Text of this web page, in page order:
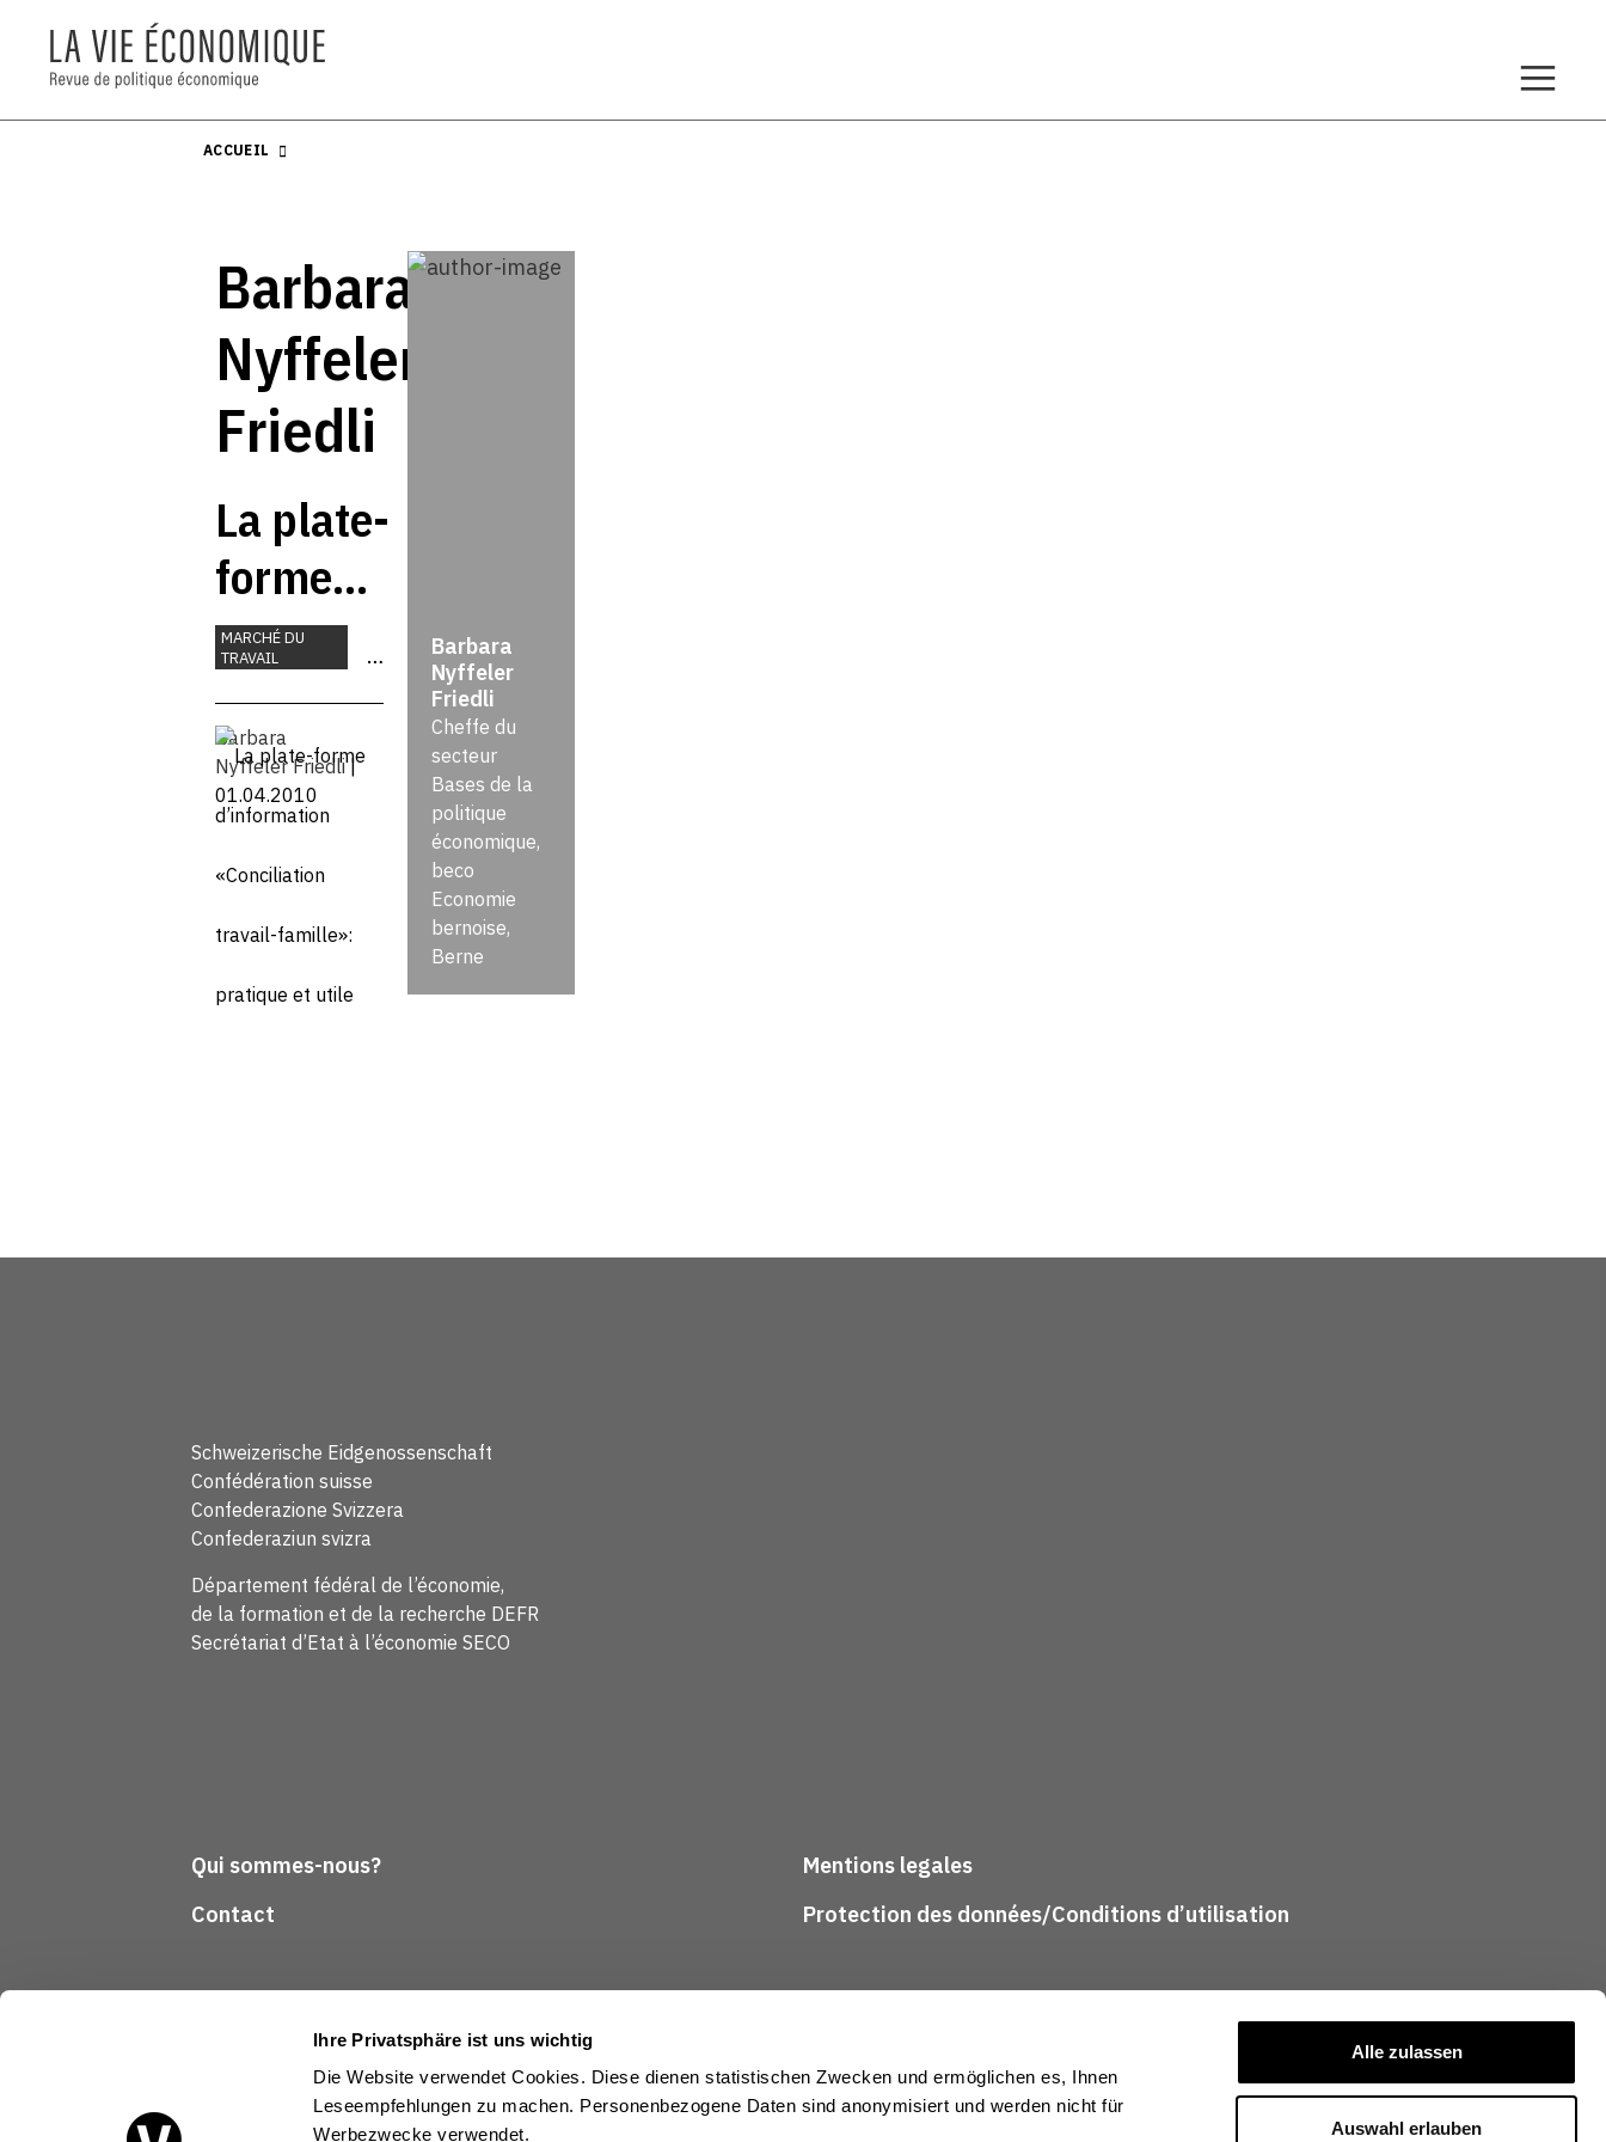
Ihre Privatsphäre ist uns wichtig
Die Website verwendet Cookies. Diese dienen statistischen Zwecken und ermöglichen es, Ihnen
Leseempfehlungen zu machen. Personenbezogene Daten sind anonymisiert und werden nicht für
Werbezwecke verwendet.
Alle zulassen
Auswahl erlauben
ACCUEIL
Barbara
Nyffeler
Friedli
La plate-
forme
d’information
«Conciliation
travail-
famille»:
pratique et
utile
MARCHÉ DU
TRAVAIL
SOCIALE
Barbara
Nyffeler Friedli|
01.04.2010
Barbara
Nyffeler
Friedli
Cheffe du
secteur
Bases de la
politique
économique,
beco
Economie
bernoise,
Berne
Schweizerische Eidgenossenschaft
Confédération suisse
Confederazione Svizzera
Confederaziun svizra
Département fédéral de l’économie,
de la formation et de la recherche DEFR
Secrétariat d’Etat à l’économie SECO
Qui sommes-nous?
Contact
Mentions legales
Protection des données/Conditions d’utilisation